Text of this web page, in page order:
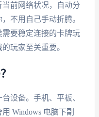
前网络状况，自动分
不用自己手动折腾。
要稳定连接的卡牌玩
玩家至关重要。
设备。手机、平板、
Windows 电脑下副